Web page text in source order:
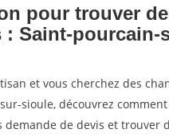
pour trouver
: Saint-pourcain-
et vous cherchez des
sioule, découvrez
demande de devis et trouver